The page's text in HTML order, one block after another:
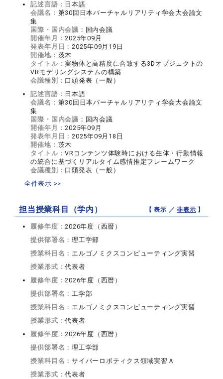
記述言語： 日本語
会議名： 第30回日本バーチャルリアリティ学会大会論文
集
国際・国内会議： 国内会議
開催年月：2025年09月
発表年月日：2025年09月19日
開催地： 茨木
タイトル：実物体と高精度に合致する3Dオブジェクトの
VRモデリングシステムの構築
会議種別： 口頭発表（一般）
記述言語： 日本語
会議名： 第30回日本バーチャルリアリティ学会大会論文
集
国際・国内会議： 国内会議
開催年月：2025年09月
発表年月日：2025年09月18日
開催地： 茨木
タイトル：VRコンテンツ体験時における生体・行動情報
の統合に基づくリアルタイム感情推定フレームワーク
会議種別： 口頭発表（一般）
全件表示 >>
担当授業科目（学内） 【 表示 ／非表示 】
履修年度：2026年度（西暦）
提供部署名：理工学部
授業科目名： エルゴノミクスコンピューティング実習
授業形式：代表者
履修年度：2026年度（西暦）
提供部署名：工学部
授業科目名： エルゴノミクスコンピューティング実習
授業形式：代表者
履修年度：2026年度（西暦）
提供部署名：理工学部
授業科目名：サイバーロボティクス領域実習Ａ
授業形式：代表者